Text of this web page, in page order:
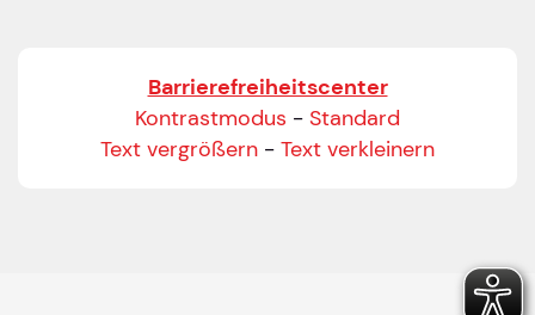
Barrierefreiheitscenter
Kontrastmodus - Standard
Text vergrößern - Text verkleinern